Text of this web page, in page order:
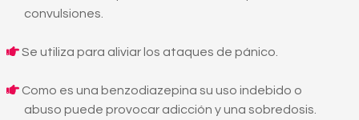
convulsiones.
Se utiliza para aliviar los ataques de pánico.
Como es una benzodiazepina su uso indebido o
abuso puede provocar adicción y una sobredosis.